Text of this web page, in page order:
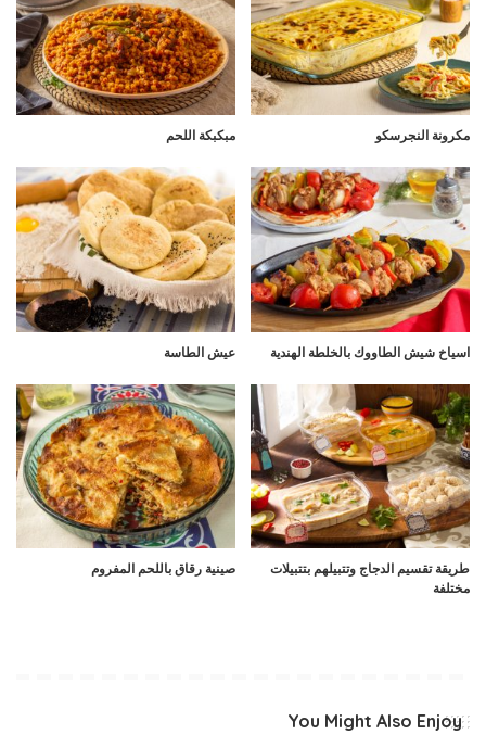
مكرونة النجرسكو مبكبكة اللحم
اسياخ شيش الطاووك بالخلطة الهندية عيش الطاسة
طريقة تقسيم الدجاج وتتبيلهم بتتبيلات
مختلفة
صينية رقاق باللحم المفروم
You Might Also Enjoy